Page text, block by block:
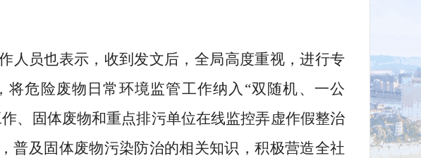
人员也表示，收到发文后，全局高度重视，进行专
危险废物日常环境监管工作纳入 “双随机、一公
、固体废物和重点排污单位在线监控弄虚作假整治
普及固体废物污染防治的相关知识，积极营造全社